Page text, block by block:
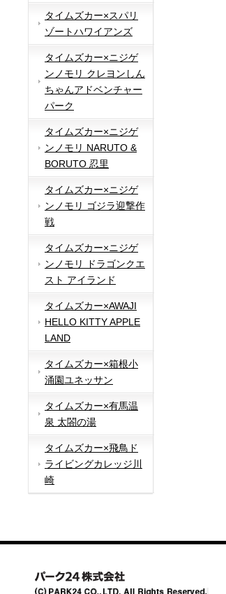
タイムズカー×スパリ
ゾートハワイアンズ
タイムズカー×ニジゲ
ンノモリ クレヨンしん
ちゃんアドベンチャー
パーク
タイムズカー×ニジゲ
ンノモリ NARUTO &
BORUTO 忍里
タイムズカー×ニジゲ
ンノモリ ゴジラ迎撃作
戦
タイムズカー×ニジゲ
ンノモリ ドラゴンクエ
スト アイランド
タイムズカー×AWAJI
HELLO KITTY APPLE
LAND
タイムズカー×箱根小
涌園ユネッサン
タイムズカー×有馬温
泉 太閤の湯
タイムズカー×飛鳥ド
ライビングカレッジ川
崎